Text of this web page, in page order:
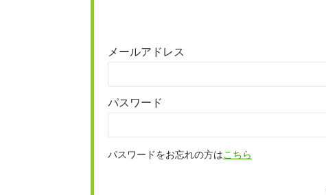
メールアドレス
パスワード
パスワードをお忘れの方はこちら